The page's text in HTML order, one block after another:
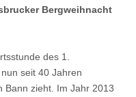
Bergweihnacht
des 1.
seit 40 Jahren
Bann zieht. Im Jahr 2013